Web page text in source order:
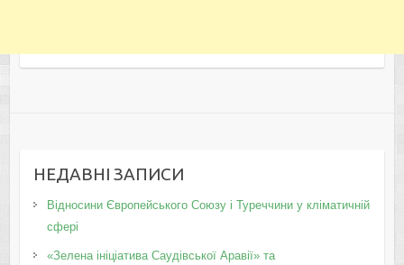
НЕДАВНІ ЗАПИСИ
Відносини Європейського Союзу і Туреччини у кліматичній
сфері
«Зелена ініціатива Саудівської Аравії» та